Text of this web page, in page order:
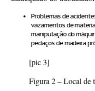
Problemas de
vazamentos de
manipulação do
pedaços de madeira
[pic 3]
Figura 2 – Local de